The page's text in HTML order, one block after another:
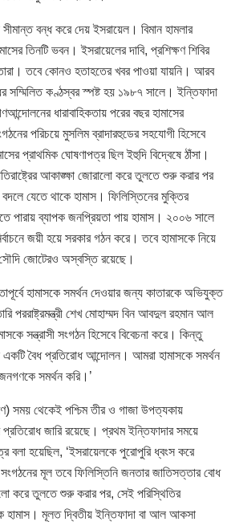
বন্ধ করে দেয় ইসরায়েল। বিমান হামলার
তিনটি ভবন। ইসরায়েলের দাবি, প্রশিক্ষণ শিবির
তবে কোনও হতাহতের খবর পাওয়া যায়নি। আরব
সম্মিলিত কণ্ঠস্বর স্পষ্ট হয় ১৯৮৭ সালে। ইন্তিফাদা
ধারাবাহিকতায় পরের বছর হামাসের
পরিচয়ে মুসলিম ব্রাদারহুডের সহযোগী হিসেবে
প্রাথমিক ঘোষণাপত্র ছিল ইহুদি বিদ্বেষে ঠাঁসা।
আকাঙ্ক্ষা জোরালো করে তুলতে শুরু করার পর
যেতে থাকে হামাস। ফিলিস্তিনের মুক্তির
পারায় ব্যাপক জনপ্রিয়তা পায় হামাস। ২০০৬ সালে
জয়ী হয়ে সরকার গঠন করে। তবে হামাসকে নিয়ে
জোটেরও অস্বস্তি রয়েছে।
হামাসকে সমর্থন দেওয়ার জন্য কাতারকে অভিযুক্ত
পররাষ্ট্রমন্ত্রী শেখ মোহাম্মদ বিন আবদুল রহমান আল
সন্ত্রাসী সংগঠন হিসেবে বিবেচনা করে। কিন্তু
বৈধ প্রতিরোধ আন্দোলন। আমরা হামাসকে সমর্থন
সমর্থন করি।’
সময় থেকেই পশ্চিম তীর ও গাজা উপত্যকায়
প্রতিরোধ জারি রয়েছে। প্রথম ইন্তিফাদার সময়ে
বলা হয়েছিল, ‘ইসরায়েলকে পুরোপুরি ধ্বংস করে
সংগঠনের মূল তবে ফিলিস্তিনি জনতার জাতিসত্তার বোধ
করে তুলতে শুরু করার পর, সেই পরিস্থিতির
হামাস। মূলত দ্বিতীয় ইন্তিফাদা বা আল আকসা